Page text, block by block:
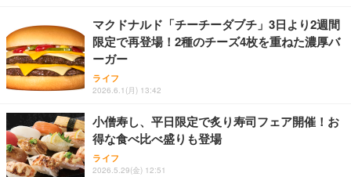
マクドナルド「チーチーダブチ」3日より2週間
限定で再登場！2種のチーズ4枚を重ねた濃厚バ
ーガー
ライフ
2026.6.1(月) 13:42
小僧寿し、平日限定で炙り寿司フェア開催！お
得な食べ比べ盛りも登場
ライフ
2026.5.29(金) 12:51